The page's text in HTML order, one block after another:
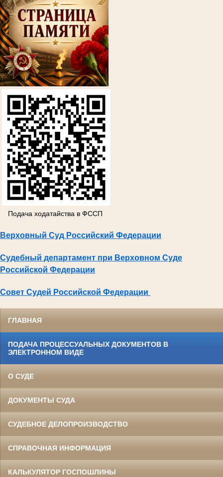
Подача ходатайства в ФССП
Верховный Суд Российский Федерации
Судебный департамент при Верховном Суде
Российской Федерации
Совет Судей Российской Федерации
ГЛАВНАЯ
ПОДАЧА ПРОЦЕССУАЛЬНЫХ ДОКУМЕНТОВ В
ЭЛЕКТРОННОМ ВИДЕ
О СУДЕ
ДОКУМЕНТЫ СУДА
СУДЕБНОЕ ДЕЛОПРОИЗВОДСТВО
СПРАВОЧНАЯ ИНФОРМАЦИЯ
КАЛЬКУЛЯТОР ГОСПОШЛИНЫ